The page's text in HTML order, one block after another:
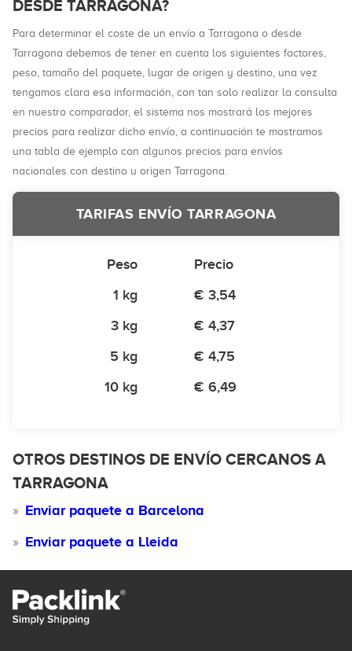
DESDE TARRAGONA?
Para determinar el coste de un envío a Tarragona o desde
Tarragona debemos de tener en cuenta los siguientes factores,
peso, tamaño del paquete, lugar de origen y destino, una vez
tengamos clara esa información, con tan solo realizar la consulta
en nuestro comparador, el sistema nos mostrará los mejores
precios para realizar dicho envío, a continuación te mostramos
una tabla de ejemplo con algunos precios para envíos
nacionales con destino u origen Tarragona.
TARIFAS ENVÍO TARRAGONA
Peso
Precio
1 kg
€ 3,54
3 kg
€ 4,37
5 kg
€ 4,75
10 kg
€ 6,49
OTROS DESTINOS DE ENVÍO CERCANOS A
TARRAGONA
Enviar paquete a Barcelona
Enviar paquete a Lleida